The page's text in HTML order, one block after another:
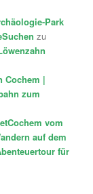
Park
zu
Cochem |
zum
vom
auf dem
für